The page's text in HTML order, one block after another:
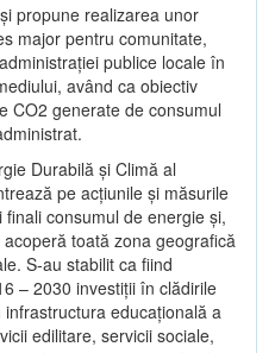
propune realizarea unor
major pentru comunitate,
publice locale în
având ca obiectiv
CO2 generate de consumul
Durabilă şi Climă al
pe acţiunile şi măsurile
consumul de energie şi,
toată zona geografică
S-au stabilit ca fiind
– 2030 investiţii în clădirile
educaţională a
edilitare, servicii sociale,